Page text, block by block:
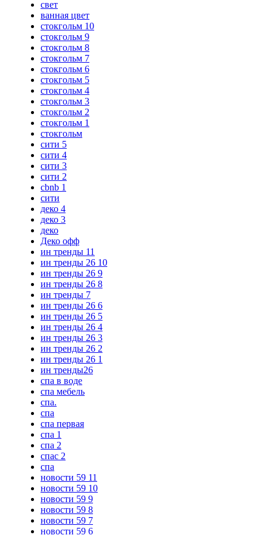
свет
ванная цвет
стокгольм 10
стокгольм 9
стокгольм 8
стокгольм 7
стокгольм 6
стокгольм 5
стокгольм 4
стокгольм 3
стокгольм 2
стокгольм 1
стокгольм
сити 5
сити 4
сити 3
сити 2
cbnb 1
сити
деко 4
деко 3
деко
Деко офф
ин тренды 11
ин тренды 26 10
ин тренды 26 9
ин тренды 26 8
ин тренды 7
ин тренды 26 6
ин тренды 26 5
ин тренды 26 4
ин тренды 26 3
ин тренды 26 2
ин тренды 26 1
ин тренды26
спа в воде
спа мебель
спа.
спа
спа первая
спа 1
спа 2
спас 2
спа
новости 59 11
новости 59 10
новости 59 9
новости 59 8
новости 59 7
новости 59 6